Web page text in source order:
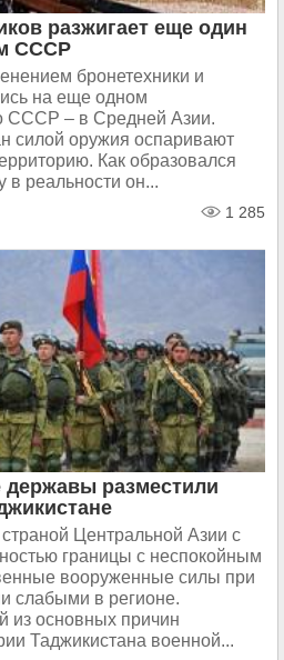
разжигает еще один
СССР
бронетехники и
на еще одном
СССР – в Средней Азии.
силой оружия оспаривают
Как образовался
в реальности он...
1 285
разместили
Центральной Азии с
границы с неспокойным
вооруженные силы при
слабыми в регионе.
из основных причин
Таджикистана военной...